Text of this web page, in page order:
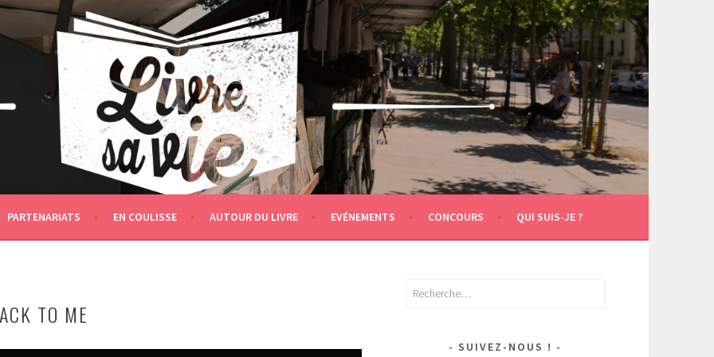
PARTENARIATS EN COULISSE AUTOUR DU LIVRE EVÉNEMENTS CONCOURS QUI SUIS-JE ?
TO ME
Rechercher :
SUIVEZ-NOUS !